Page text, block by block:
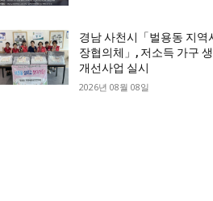
경남 사천시「벌용동 지역
장협의체」, 저소득 가구
개선사업 실시
2026년 08월 08일